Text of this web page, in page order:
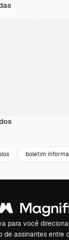
boletim
para você
de assinantes entre